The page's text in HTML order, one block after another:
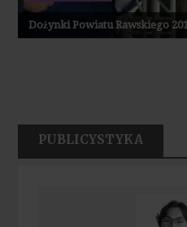
Dożynki Powiatu Rawskiego
PUBLICYSTYKA